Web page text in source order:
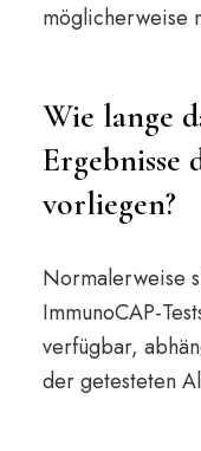
möglicherweise
Wie lange
Ergebnisse
vorliegen?
Normalerweise
ImmunoCAP-
verfügbar,
der getesteten